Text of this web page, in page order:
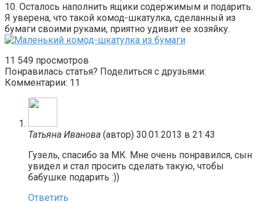
10. Осталось наполнить ящики содержимым и подарить.
Я уверена, что такой комод-шкатулка, сделанный из
бумаги своими руками, приятно удивит ее хозяйку.
11 549 просмотров
Понравилась статья? Поделиться с друзьями:
Комментарии: 11
Татьяна Иванова (автор) 30.01.2013 в 21:43
Гузель, спасибо за МК. Мне очень понравился, сын
увидел и стал просить сделать такую, чтобы
бабушке подарить :))
Ответить